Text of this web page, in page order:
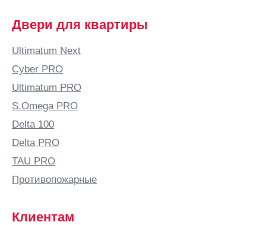
Двери для квартиры
Ultimatum Next
Cyber PRO
Ultimatum PRO
S.Omega PRO
Delta 100
Delta PRO
TAU PRO
Противопожарные
Клиентам